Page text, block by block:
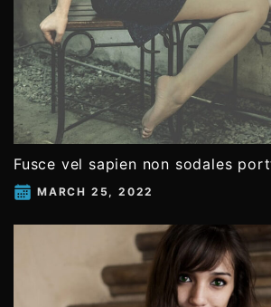
Fusce vel sapien non sodales
MARCH 25, 2022